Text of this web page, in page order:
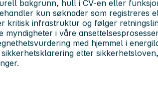
bakgrunn, hull i CV-en eller
kun søknader som registreres
kritisk infrastruktur og følger
myndigheter i våre
med hjemmel i
etter